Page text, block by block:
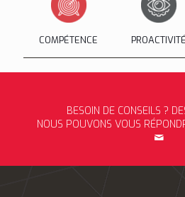
COMPÉTENCE PROACTIVITÉ
BESOIN DE CONSEILS ?
NOUS POUVONS VOUS